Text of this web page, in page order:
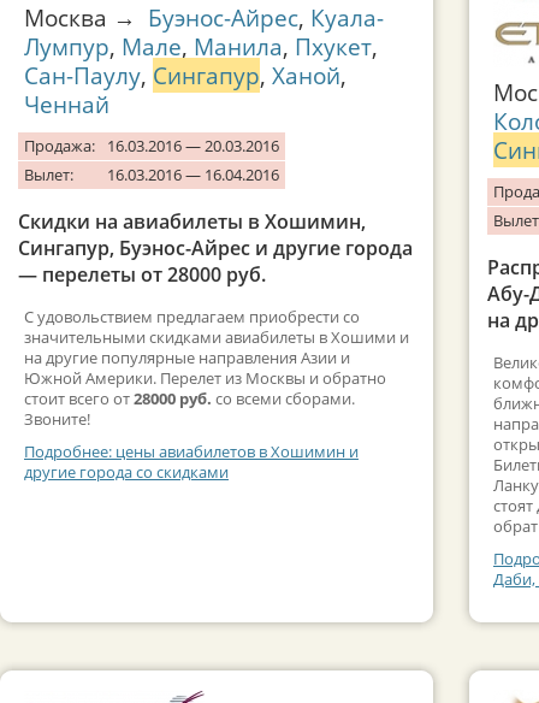
Москва → Буэнос-Айрес, Куала-
Лумпур, Мале, Манила, Пхукет,
Сан-Паулу, Сингапур, Ханой,
Ченнай
Продажа:
16.03.2016 — 20.03.2016
Вылет:
16.03.2016 — 16.04.2016
Скидки на авиабилеты в Хошимин,
Сингапур, Буэнос-Айрес и другие города
— перелеты от 28000 руб.
С удовольствием предлагаем приобрести со
значительными скидками авиабилеты в Хошими и
на другие популярные направления Азии и
Южной Америки. Перелет из Москвы и обратно
стоит всего от28000 руб. со всеми сборами.
Звоните!
Подробнее: цены авиабилетов в Хошимин и
другие города со скидками
Абу-
на
Даби,